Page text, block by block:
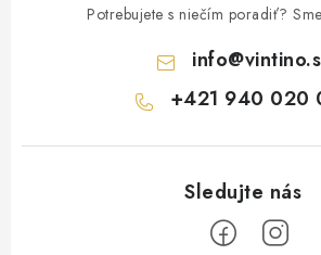
Potrebujete s niečím poradiť?
info@
+421 940 020